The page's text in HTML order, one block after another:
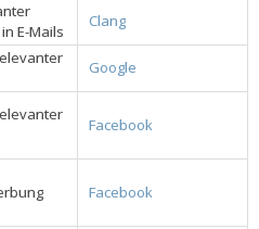
E-Mails
Clang
Google
Facebook
Facebook